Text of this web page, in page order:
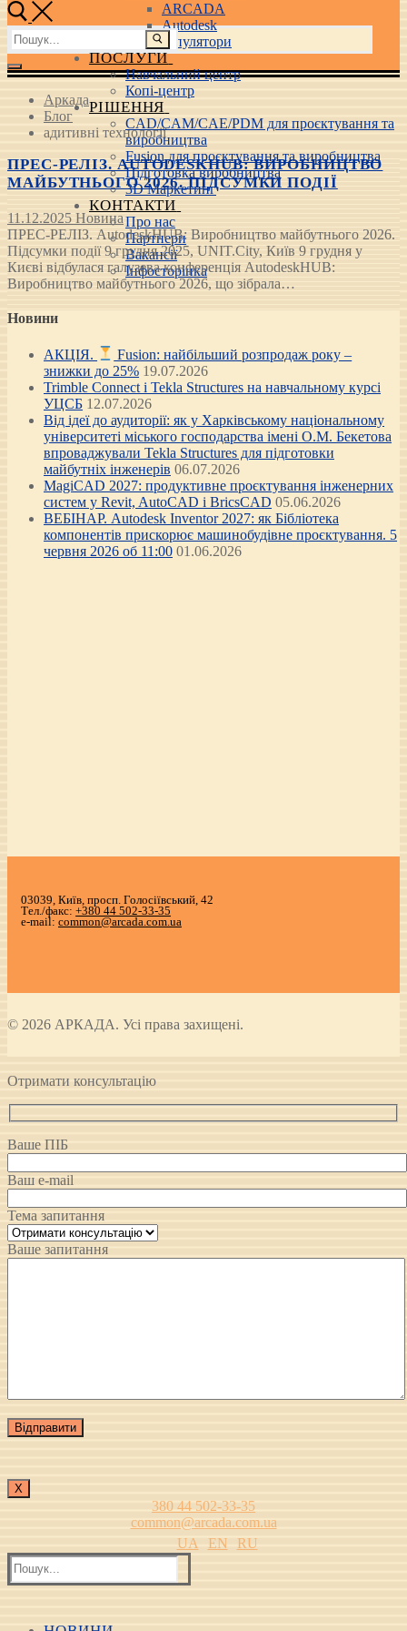
ARCADA
Autodesk
3D маніпулятори
ПОСЛУГИ
Навчальний центр
Копі-центр
РІШЕННЯ
CAD/CAM/CAE/PDM для проєктування та
виробництва
Fusion для проєктування та виробництва
Підготовка виробництва
3D Маркетинг
КОНТАКТИ
Про нас
Партнери
Вакансії
Інфосторінка
Пошук:
Аркада
Блог
адитивні технології
ПРЕС-РЕЛІЗ. AUTODESKHUB: ВИРОБНИЦТВО
МАЙБУТНЬОГО 2026. ПІДСУМКИ ПОДІЇ
11.12.2025 Новина
ПРЕС-РЕЛІЗ. AutodeskHUB: Виробництво майбутнього 2026.
Підсумки події 9 грудня 2025, UNIT.City, Київ 9 грудня у
Києві відбулася галузева конференція AutodeskHUB:
Виробництво майбутнього 2026, що зібрала…
Новини
АКЦІЯ.
Fusion: найбільший розпродаж року –
знижки до 25% 19.07.2026
Trimble Connect і Tekla Structures на навчальному курсі
УЦСБ 12.07.2026
Від ідеї до аудиторії: як у Харківському національному
університеті міського господарства імені О.М. Бекетова
впроваджували Tekla Structures для підготовки
майбутніх інженерів 06.07.2026
MagiCAD 2027: продуктивне проєктування інженерних
систем у Revit, AutoCAD і BricsCAD 05.06.2026
ВЕБІНАР. Autodesk Inventor 2027: як Бібліотека
компонентів прискорює машинобудівне проєктування. 5
червня 2026 об 11:00 01.06.2026
03039, Київ, просп. Голосіївський, 42
Тел./факс: +380 44 502-33-35
e-mail: common@arcada.com.ua
© 2026 АРКАДА. Усі права захищені.
Отримати консультацію
Ваше ПІБ
Ваш e-mail
Тема запитання
Ваше запитання
Х
380 44 502-33-35
common@arcada.com.ua
UA
EN
RU
Пошук: